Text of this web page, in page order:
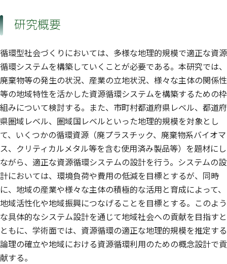
研究概要
循環型社会づくりにおいては、多様な地理的規模で適正な資源
循環システムを構築していくことが必要である。本研究では、
廃棄物等の発生の状況、産業の立地状況、様々な主体の関係性
等の地域特性を活かした資源循環システムを構築するための枠
組みについて検討する。また、市町村都道府県レベル、都道府
県圏域レベル、圏域国レベルといった地理的規模を対象とし
て、いくつかの循環資源（廃プラスチック、廃棄物系バイオマ
ス、クリティカルメタル等を含む使用済み製品等）を題材にし
ながら、適正な資源循環システムの設計を行う。システムの設
計においては、環境負荷や費用の低減を目標とするが、同時
に、地域の産業や様々な主体の積極的な活用と育成によって、
地域活性化や地域振興につなげることを目標とする。このよう
な具体的なシステム設計を通じて地域社会への貢献を目指すと
ともに、学術面では、資源循環の適正な地理的規模を推定する
論理の確立や地域における資源循環利用のための概念設計で貢
献する。